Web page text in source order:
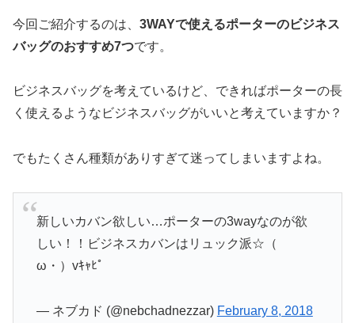
今回ご紹介するのは、 3WAYで使えるポーターのビジネス
バッグのおすすめ7つです。
ビジネスバッグを考えているけど、できればポーターの長
く使えるようなビジネスバッグがいいと考えていますか？
でもたくさん種類がありすぎて迷ってしまいますよね。
新しいカバン欲しい…ポーターの3wayなのが欲
しい！！ビジネスカバンはリュック派☆（ゝ
ω・）vｷｬﾋﾟ
— ネブカド (@nebchadnezzar) February 8, 2018